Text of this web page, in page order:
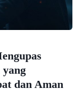
dan Aman